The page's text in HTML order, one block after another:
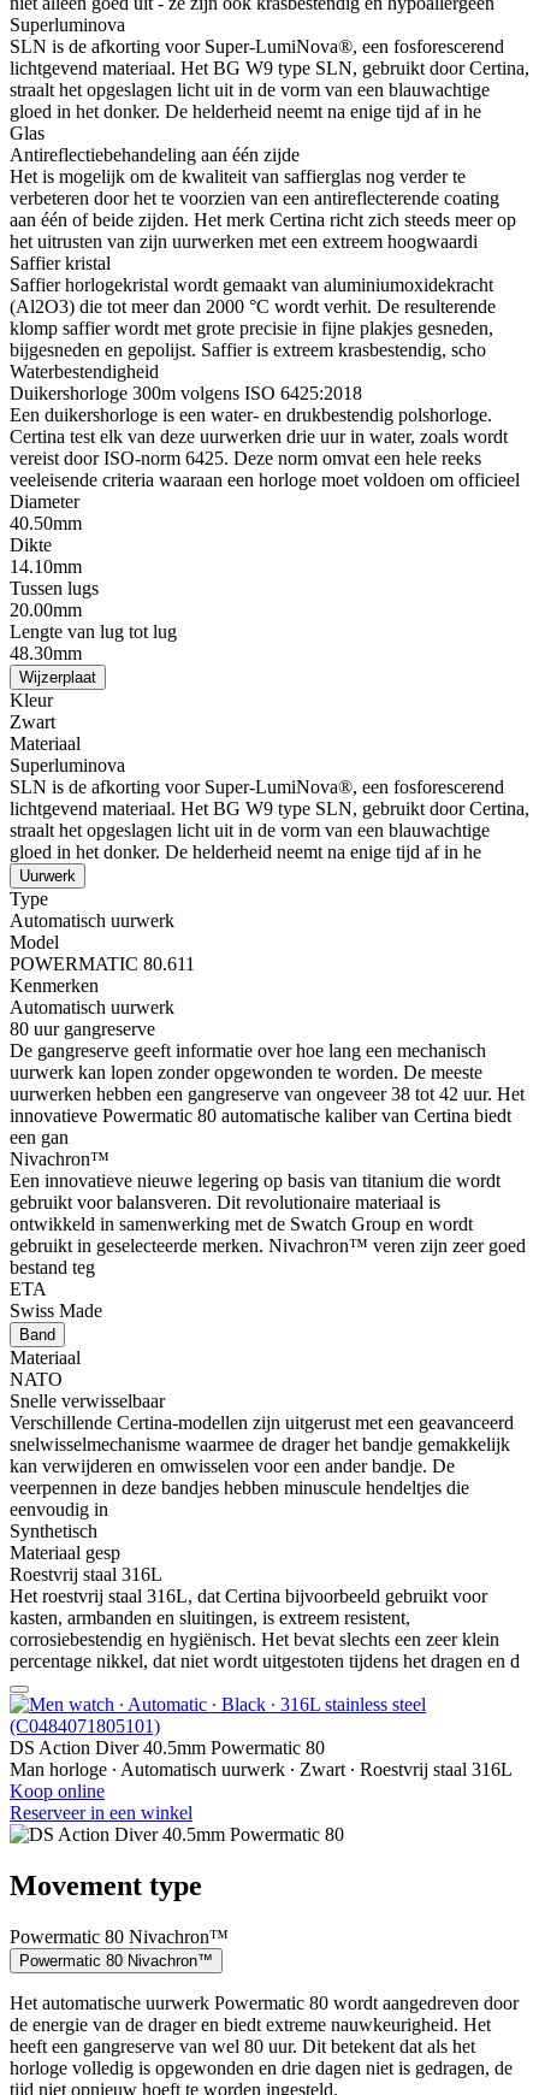
Superluminova
SLN is de afkorting voor Super-LumiNova®, een fosforescerend
lichtgevend materiaal. Het BG W9 type SLN, gebruikt door Certina,
straalt het opgeslagen licht uit in de vorm van een blauwachtige
gloed in het donker. De helderheid neemt na enige tijd af in he
Glas
Antireflectiebehandeling aan één zijde
Het is mogelijk om de kwaliteit van saffierglas nog verder te
verbeteren door het te voorzien van een antireflecterende coating
aan één of beide zijden. Het merk Certina richt zich steeds meer op
het uitrusten van zijn uurwerken met een extreem hoogwaardi
Saffier kristal
Saffier horlogekristal wordt gemaakt van aluminiumoxidekracht
(Al2O3) die tot meer dan 2000 °C wordt verhit. De resulterende
klomp saffier wordt met grote precisie in fijne plakjes gesneden,
bijgesneden en gepolijst. Saffier is extreem krasbestendig, scho
Waterbestendigheid
Duikershorloge 300m volgens ISO 6425:2018
Een duikershorloge is een water- en drukbestendig polshorloge.
Certina test elk van deze uurwerken drie uur in water, zoals wordt
vereist door ISO-norm 6425. Deze norm omvat een hele reeks
veeleisende criteria waaraan een horloge moet voldoen om officieel
Diameter
40.50mm
Dikte
14.10mm
Tussen lugs
20.00mm
Lengte van lug tot lug
48.30mm
Wijzerplaat
Kleur
Zwart
Materiaal
Superluminova
SLN is de afkorting voor Super-LumiNova®, een fosforescerend
lichtgevend materiaal. Het BG W9 type SLN, gebruikt door Certina,
straalt het opgeslagen licht uit in de vorm van een blauwachtige
gloed in het donker. De helderheid neemt na enige tijd af in he
Uurwerk
Type
Automatisch uurwerk
Model
POWERMATIC 80.611
Kenmerken
Automatisch uurwerk
80 uur gangreserve
De gangreserve geeft informatie over hoe lang een mechanisch
uurwerk kan lopen zonder opgewonden te worden. De meeste
uurwerken hebben een gangreserve van ongeveer 38 tot 42 uur. Het
innovatieve Powermatic 80 automatische kaliber van Certina biedt
een gan
Nivachron™
Een innovatieve nieuwe legering op basis van titanium die wordt
gebruikt voor balansveren. Dit revolutionaire materiaal is
ontwikkeld in samenwerking met de Swatch Group en wordt
gebruikt in geselecteerde merken. Nivachron™ veren zijn zeer goed
bestand teg
ETA
Swiss Made
Band
Materiaal
NATO
Snelle verwisselbaar
Verschillende Certina-modellen zijn uitgerust met een geavanceerd
snelwisselmechanisme waarmee de drager het bandje gemakkelijk
kan verwijderen en omwisselen voor een ander bandje. De
veerpennen in deze bandjes hebben minuscule hendeltjes die
eenvoudig in
Synthetisch
Materiaal gesp
Roestvrij staal 316L
Het roestvrij staal 316L, dat Certina bijvoorbeeld gebruikt voor
kasten, armbanden en sluitingen, is extreem resistent,
corrosiebestendig en hygiënisch. Het bevat slechts een zeer klein
percentage nikkel, dat niet wordt uitgestoten tijdens het dragen en d
DS Action Diver 40.5mm Powermatic 80
Man horloge ∙ Automatisch uurwerk ∙ Zwart ∙ Roestvrij staal 316L
Koop online
Reserveer in een winkel
Movement type
Powermatic 80 Nivachron™
Powermatic 80 Nivachron™
Het automatische uurwerk Powermatic 80 wordt aangedreven door
de energie van de drager en biedt extreme nauwkeurigheid. Het
heeft een gangreserve van wel 80 uur. Dit betekent dat als het
horloge volledig is opgewonden en drie dagen niet is gedragen, de
tijd niet opnieuw hoeft te worden ingesteld.